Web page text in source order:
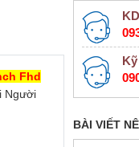
BÀI VIẾT
Fhd
Người